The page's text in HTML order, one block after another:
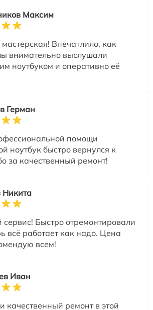
Максим
Впечатлило, как
внимательно выслушали
ноутбуком и оперативно её
Герман
помощи
ноутбук быстро вернулся к
за качественный ремонт!
Никита
Быстро отремонтировали
всё работает как надо. Цена
всем!
Иван
качественный ремонт в этой